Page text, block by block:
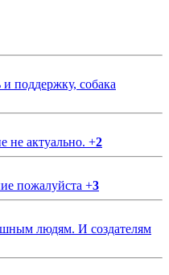
поддержку, собака
не актуально. +2
пожалуйста +3
людям. И создателям